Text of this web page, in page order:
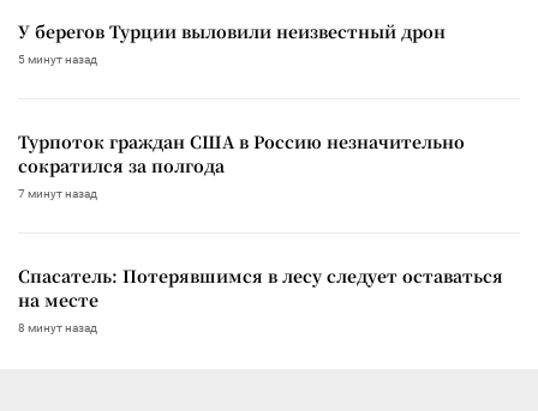
У берегов Турции выловили неизвестный дрон
5 минут назад
Турпоток граждан США в Россию незначительно
сократился за полгода
7 минут назад
Спасатель: Потерявшимся в лесу следует оставаться
на месте
8 минут назад